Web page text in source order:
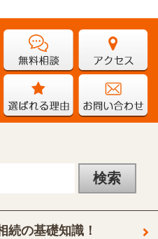
続の基礎知識！